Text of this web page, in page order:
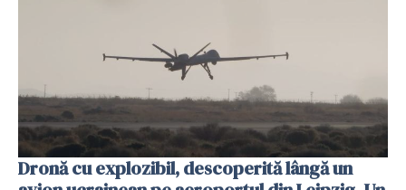
Dronă cu explozibil, descoperită lângă un